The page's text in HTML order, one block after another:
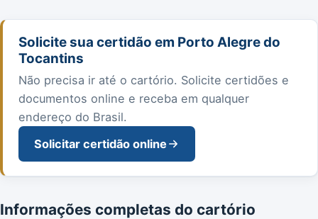
Solicite sua certidão em Porto Alegre do
Tocantins
Não precisa ir até o cartório. Solicite certidões e
documentos online e receba em qualquer
endereço do Brasil.
Solicitar certidão online
Informações completas do cartório